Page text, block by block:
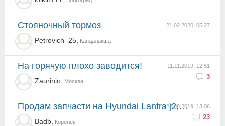
21.02.2020, 05:27
стояночный тормоз
Petrovich_25, Кандалакша
11.11.2019, 12:51
3
На горячую плохо заводится!
Zaurinio, Москва
22.08.2019, 13:06
23
Продам запчасти на Hyundai Lantra j2, Avanta j2 c 1995 по 1999год
Badb, Королёв